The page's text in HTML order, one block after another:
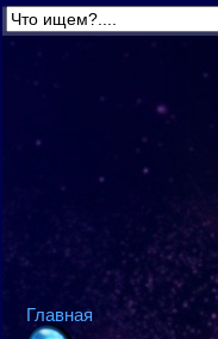
Главная